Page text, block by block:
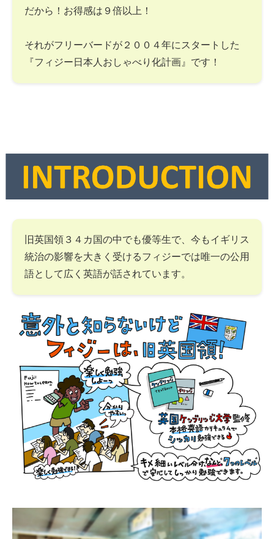
だから！お得感は９倍以上！
それがフリーバードが２００４年にスタートした
『フィジー日本人おしゃべり化計画』です！
旧英国領３４カ国の中でも優等生で、今もイギリス
統治の影響を大きく受けるフィジーでは唯一の公用
語として広く英語が話されています。